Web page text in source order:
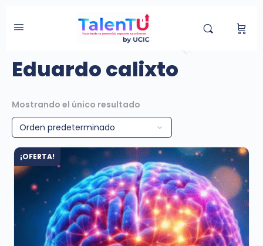
Inicio
/ Productos etiquetados “Eduardo
Eduardo calixto
Mostrando el único resultado
¡OFERTA!